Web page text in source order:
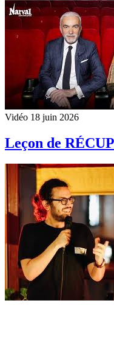
Vidéo 18 juin 2026
Leçon de